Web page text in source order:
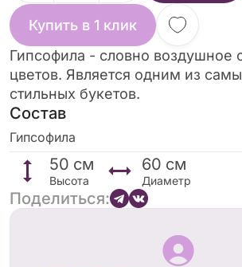
Купить в 1 клик
Гипсофила - словно воздушное
цветов. Является одним из
стильных букетов.
Состав
Гипсофила
50 см
Высота
60 см
Диаметр
Поделиться: